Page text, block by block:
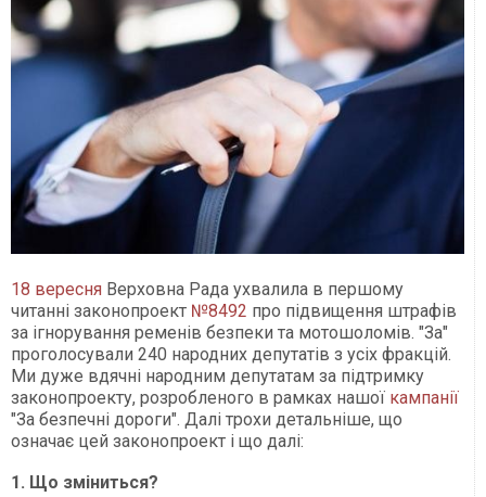
18 вересня Верховна Рада ухвалила в першому
читанні законопроект №8492 про підвищення штрафів
за ігнорування ременів безпеки та мотошоломів. "За"
проголосували 240 народних депутатів з усіх фракцій.
Ми дуже вдячні народним депутатам за підтримку
законопроекту, розробленого в рамках нашої кампанії
"За безпечні дороги". Далі трохи детальніше, що
означає цей законопроект і що далі:
1. Що зміниться?